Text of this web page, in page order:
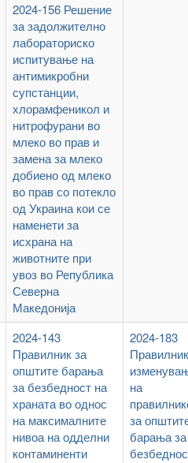
2024-156 Решение
за задолжително
лабораториско
испитување на
антимикробни
супстанции,
хлорамфеникол и
нитрофурани во
млеко во прав и
замена за млеко
добиено од млеко
во прав со потекло
од Украина кои се
наменети за
исхрана на
животните при
увоз во Република
Северна
Македонија
2024-143
Правилник за
општите барања
за безбедност на
храната во однос
на максималните
нивоа на одделни
контаминенти
2024-183
на
за
барања за